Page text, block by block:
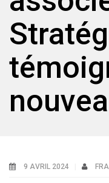
9 AVRIL 2024